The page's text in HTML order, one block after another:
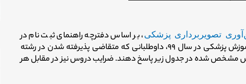
تصویربرداری پزشکی ، بر اساس دفترچه راهنمای ثبت نام در
کنکور کارشناسی ارشد، وزارت بهداشت، درمان و آموزش پزشکی در سال ۹۹، داوطلبانی که متقاضی پذیرفته شدن در رشته
مشخص شده در جدول زیر پاسخ دهند. ضرایب دروس نیز در مقابل هر